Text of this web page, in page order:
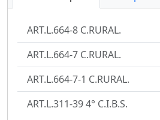
ART.L.664-8 C.RURAL.
ART.L.664-7 C.RURAL.
ART.L.664-7-1 C.RURAL.
ART.L.311-39 4° C.I.B.S.